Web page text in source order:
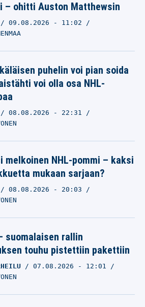
– ohitti Auston Matthewsin
09.08.2026 - 11:02
puhelin voi pian soida
voi olla osa NHL-
08.08.2026 - 22:31
melkoinen NHL-pommi – kaksi
mukaan sarjaan?
08.08.2026 - 20:03
suomalaisen rallin
touhu pistettiin pakettiin
07.08.2026 - 12:01